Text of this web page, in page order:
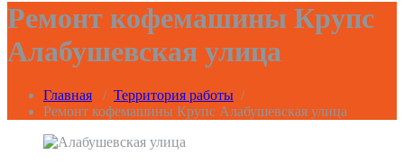
Ремонт кофемашины Крупс
Алабушевская улица
Главная / Территория работы /
Ремонт кофемашины Крупс Алабушевская улица